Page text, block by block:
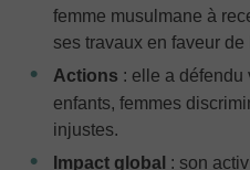
femme musulmane à
ses travaux en faveur
Actions : elle a défendu
enfants, femmes
injustes.
Impact global : son